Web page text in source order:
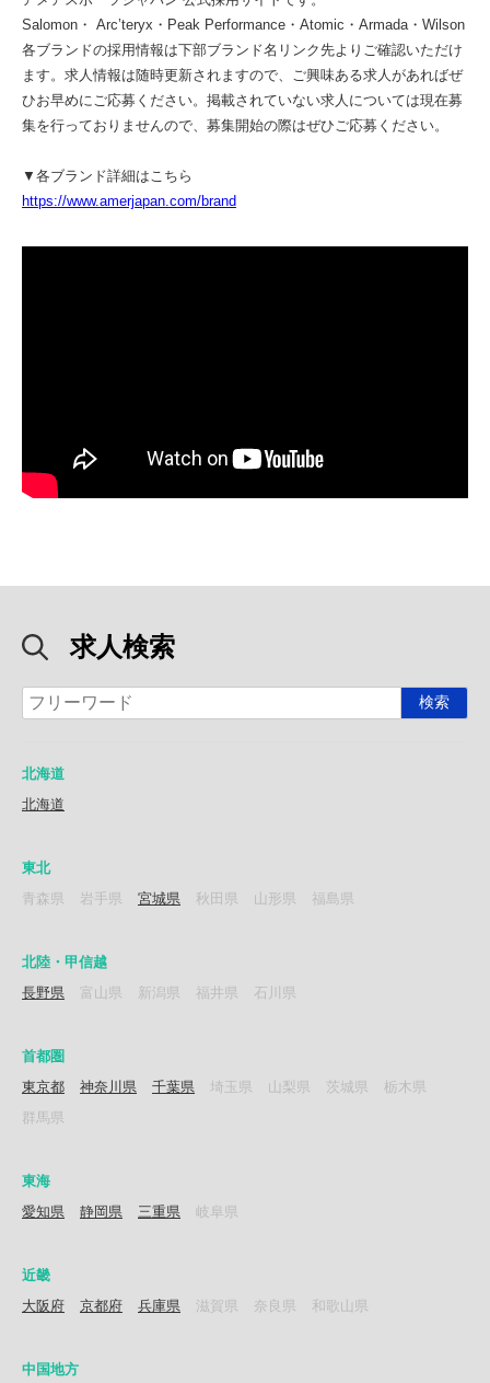
Salomon・ Arc’teryx・Peak Performance・Atomic・Armada・Wilson
各ブランドの採用情報は下部ブランド名リンク先よりご確認いただけ
ます。求人情報は随時更新されますので、ご興味ある求人があればぜ
ひお早めにご応募ください。掲載されていない求人については現在募
集を行っておりませんので、募集開始の際はぜひご応募ください。
▼各ブランド詳細はこちら
https://www.amerjapan.com/brand
求人検索
北海道
北海道
東北
青森県
岩手県 宮城県 秋田県 山形県 福島県
北陸・甲信越
長野県
富山県 新潟県 福井県 石川県
首都圏
東京都
神奈川県 千葉県 埼玉県 山梨県 茨城県
栃木県
群馬県
東海
愛知県
静岡県 三重県 岐阜県
近畿
大阪府
京都府 兵庫県 滋賀県 奈良県 和歌山県
中国地方